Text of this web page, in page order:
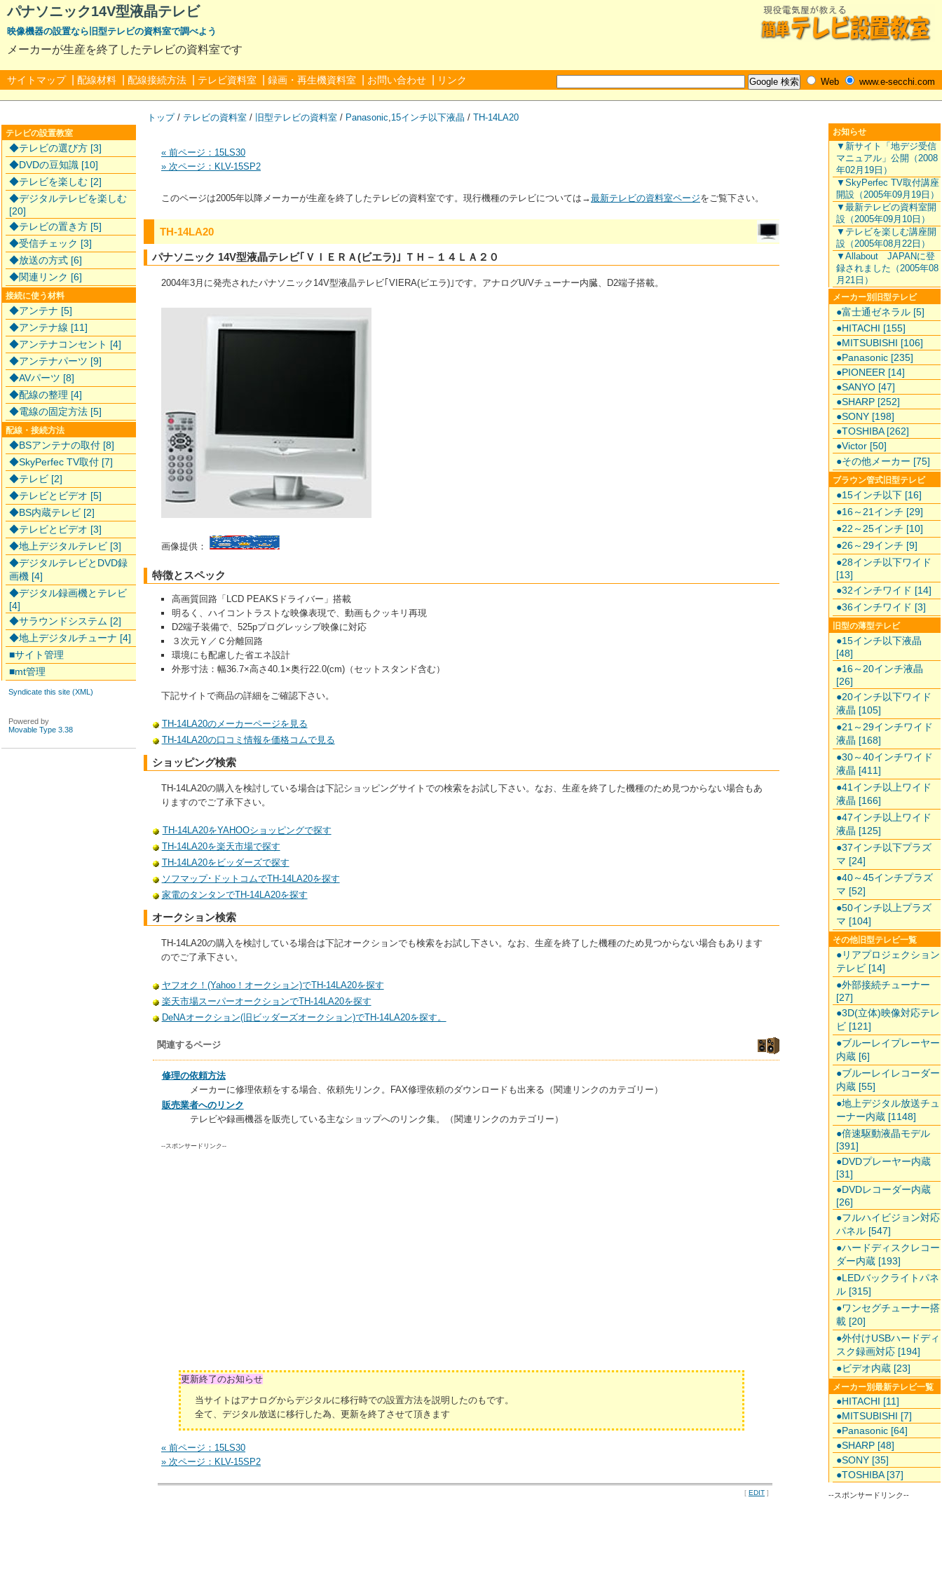
パナソニック14V型液晶テレビ
映像機器の設置なら旧型テレビの資料室で調べよう
メーカーが生産を終了したテレビの資料室です
Web www.e-secchi.com
サイトマップ 配線材料 配線接続方法 テレビ資料室 録画・再生機資料室 お問い合わせ リンク
トップ/ テレビの資料室 / 旧型テレビの資料室 / Panasonic,15インチ以下液晶 / TH-14LA20
« 前ページ：15LS30
» 次ページ：KLV-15SP2
このページは2005年以降メーカーが生産を終了したテレビの資料室です。現行機種のテレビについては→最新テレビの資料室ページをご覧下さい。
TH-14LA20
パナソニック 14V型液晶テレビ｢ＶＩＥＲＡ(ビエラ)｣ ＴＨ－１４ＬＡ２０
2004年3月に発売されたパナソニック14V型液晶テレビ｢VIERA(ビエラ)｣です。アナログU/Vチューナー内臓、D2端子搭載。
画像提供：
特徴とスペック
高画質回路「LCD PEAKSドライバー」搭載
明るく、ハイコントラストな映像表現で、動画もクッキリ再現
D2端子装備で、525pプログレッシブ映像に対応
３次元Ｙ／Ｃ分離回路
環境にも配慮した省エネ設計
外形寸法：幅36.7×高さ40.1×奥行22.0(cm)（セットスタンド含む）
下記サイトで商品の詳細をご確認下さい。
TH-14LA20のメーカーページを見る
TH-14LA20の口コミ情報を価格コムで見る
ショッピング検索
TH-14LA20の購入を検討している場合は下記ショッピングサイトでの検索をお試し下さい。なお、生産を終了した機種のため見つからない場合もあ
りますのでご了承下さい。
TH-14LA20をYAHOOショッピングで探す
TH-14LA20を楽天市場で探す
TH-14LA20をビッダーズで探す
ソフマップ･ドットコムでTH-14LA20を探す
家電のタンタンでTH-14LA20を探す
オークション検索
TH-14LA20の購入を検討している場合は下記オークションでも検索をお試し下さい。なお、生産を終了した機種のため見つからない場合もあります
のでご了承下さい。
ヤフオク！(Yahoo！オークション)でTH-14LA20を探す
楽天市場スーパーオークションでTH-14LA20を探す
DeNAオークション(旧ビッダーズオークション)でTH-14LA20を探す。
関連するページ
修理の依頼方法
メーカーに修理依頼をする場合、依頼先リンク。FAX修理依頼のダウンロードも出来る（関連リンクのカテゴリー）
販売業者へのリンク
テレビや録画機器を販売している主なショップへのリンク集。（関連リンクのカテゴリー）
--スポンサードリンク--
更新終了のお知らせ
当サイトはアナログからデジタルに移行時での設置方法を説明したのもです。
全て、デジタル放送に移行した為、更新を終了させて頂きます
« 前ページ：15LS30
» 次ページ：KLV-15SP2
[ EDIT ]
テレビの設置教室
◆テレビの選び方 [3]
◆DVDの豆知識 [10]
◆テレビを楽しむ [2]
◆デジタルテレビを楽しむ
[20]
◆テレビの置き方 [5]
◆受信チェック [3]
◆放送の方式 [6]
◆関連リンク [6]
接続に使う材料
◆アンテナ [5]
◆アンテナ線 [11]
◆アンテナコンセント [4]
◆アンテナパーツ [9]
◆AVパーツ [8]
◆配線の整理 [4]
◆電線の固定方法 [5]
配線・接続方法
◆BSアンテナの取付 [8]
◆SkyPerfec TV取付 [7]
◆テレビ [2]
◆テレビとビデオ [5]
◆BS内蔵テレビ [2]
◆テレビとビデオ [3]
◆地上デジタルテレビ [3]
◆デジタルテレビとDVD録
画機 [4]
◆デジタル録画機とテレビ
[4]
◆サラウンドシステム [2]
◆地上デジタルチューナ [4]
■サイト管理
■mt管理
Syndicate this site (XML)
Powered by
Movable Type 3.38
お知らせ
▼新サイト「地デジ受信
マニュアル」公開（2008
年02月19日）
▼SkyPerfec TV取付講座
開設（2005年09月19日）
▼最新テレビの資料室開
設（2005年09月10日）
▼テレビを楽しむ講座開
設（2005年08月22日）
▼Allabout JAPANに登
録されました（2005年08
月21日）
メーカー別旧型テレビ
●富士通ゼネラル [5]
●HITACHI [155]
●MITSUBISHI [106]
●Panasonic [235]
●PIONEER [14]
●SANYO [47]
●SHARP [252]
●SONY [198]
●TOSHIBA [262]
●Victor [50]
●その他メーカー [75]
ブラウン管式旧型テレビ
●15インチ以下 [16]
●16～21インチ [29]
●22～25インチ [10]
●26～29インチ [9]
●28インチ以下ワイド
[13]
●32インチワイド [14]
●36インチワイド [3]
旧型の薄型テレビ
●15インチ以下液晶
[48]
●16～20インチ液晶
[26]
●20インチ以下ワイド
液晶 [105]
●21～29インチワイド
液晶 [168]
●30～40インチワイド
液晶 [411]
●41インチ以上ワイド
液晶 [166]
●47インチ以上ワイド
液晶 [125]
●37インチ以下プラズ
マ [24]
●40～45インチプラズ
マ [52]
●50インチ以上プラズ
マ [104]
その他旧型テレビ一覧
●リアプロジェクション
テレビ [14]
●外部接続チューナー
[27]
●3D(立体)映像対応テレ
ビ [121]
●ブルーレイプレーヤー
内蔵 [6]
●ブルーレイレコーダー
内蔵 [55]
●地上デジタル放送チュ
ーナー内蔵 [1148]
●倍速駆動液晶モデル
[391]
●DVDプレーヤー内蔵
[31]
●DVDレコーダー内蔵
[26]
●フルハイビジョン対応
パネル [547]
●ハードディスクレコー
ダー内蔵 [193]
●LEDバックライトパネ
ル [315]
●ワンセグチューナー搭
載 [20]
●外付けUSBハードディ
スク録画対応 [194]
●ビデオ内蔵 [23]
メーカー別最新テレビ一覧
●HITACHI [11]
●MITSUBISHI [7]
●Panasonic [64]
●SHARP [48]
●SONY [35]
●TOSHIBA [37]
--スポンサードリンク--